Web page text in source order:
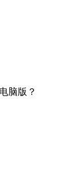
脑版？